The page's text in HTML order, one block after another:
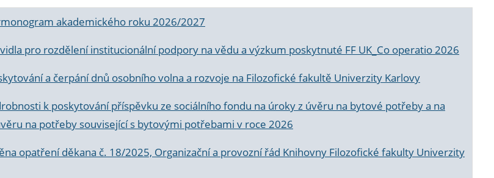
akademického roku 2026/2027
pro rozdělení institucionální podpory na vědu a výzkum poskytnuté FF UK_Co operatio 2026
a čerpání dnů osobního volna a rozvoje na Filozofické fakultě Univerzity Karlovy
k poskytování příspěvku ze sociálního fondu na úroky z úvěru na bytové potřeby a na
na potřeby související s bytovými potřebami v roce 2026
opatření děkana č. 18/2025, Organizační a provozní řád Knihovny Filozofické fakulty Univerzity